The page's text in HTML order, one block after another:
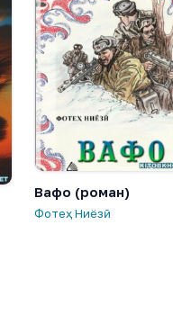
Вафо (роман)
Фотеҳ Ниёзӣ